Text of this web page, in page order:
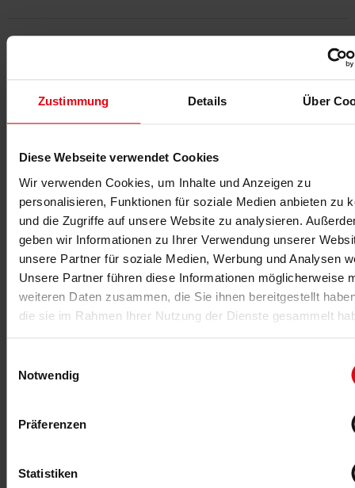
Zustimmung Details Über
Diese Webseite verwendet Cookies
Wir verwenden Cookies, um Inhalte und Anzeigen zu
personalisieren, Funktionen für soziale Medien anbieten zu
und die Zugriffe auf unsere Website zu analysieren.
geben wir Informationen zu Ihrer Verwendung unserer
unsere Partner für soziale Medien, Werbung und Analysen
Unsere Partner führen diese Informationen möglicherweise
weiteren Daten zusammen, die Sie ihnen bereitgestellt
die sie im Rahmen Ihrer Nutzung der Dienste gesammelt
Notwendig
Präferenzen
Statistiken
Die fM Redaktion
Die fM Redaktion
berichtet seit 1995 über Entwicklungen in der
Fitness- und Gesundheitsbranche. Mit Fachwissen,
Marktanalysen und aktuellen Trends versorgt sie ihre
Leserschaft über Print- und Online-Kanäle mit relevanten
Branchen-News.